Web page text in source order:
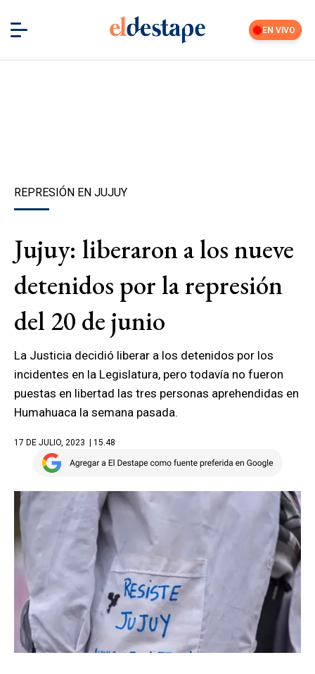
EN VIVO
REPRESIÓN EN JUJUY
Jujuy: liberaron a los nueve
detenidos por la represión
del 20 de junio
La Justicia decidió liberar a los detenidos por los
incidentes en la Legislatura, pero todavía no fueron
puestas en libertad las tres personas aprehendidas en
Humahuaca la semana pasada.
17 DE JULIO, 2023 | 15.48